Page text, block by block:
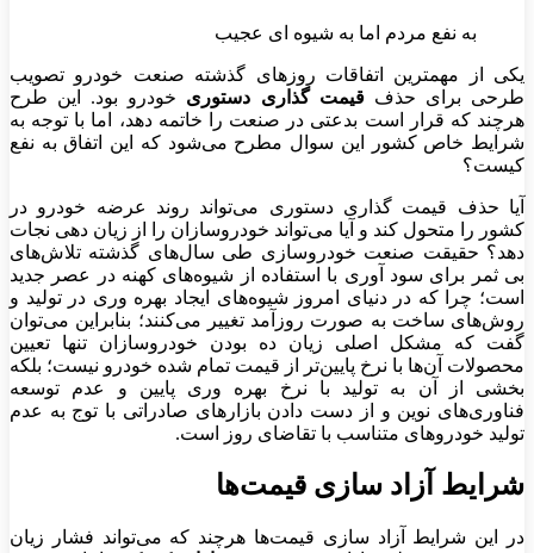
به نفع مردم اما به شیوه ای عجیب
یکی از مهمترین اتفاقات روز‌های گذشته صنعت خودرو تصویب
طرحی برای حذف قیمت گذاری دستوری خودرو بود. این طرح
هرچند که قرار است بدعتی در صنعت را خاتمه دهد، اما با توجه به
شرایط خاص کشور این سوال مطرح می‌شود که این اتفاق به نفع
کیست؟
آیا حذف قیمت گذاری دستوری می‌تواند روند عرضه خودرو در
کشور را متحول کند و آیا می‌تواند خودروسازان را از زیان دهی نجات
دهد؟ حقیقت صنعت خودروسازی طی سال‌های گذشته تلاش‌های
بی ثمر برای سود آوری با استفاده از شیوه‌های کهنه در عصر جدید
است؛ چرا که در دنیای امروز شیوه‌های ایجاد بهره وری در تولید و
روش‌های ساخت به صورت روزآمد تغییر می‌کنند؛ بنابراین می‌توان
گفت که مشکل اصلی زیان ده بودن خودروسازان تنها تعیین
محصولات آن‌ها با نرخ پایین‌تر از قیمت تمام شده خودرو نیست؛ بلکه
بخشی از آن به تولید با نرخ بهره وری پایین و عدم توسعه
فناوری‌های نوین و از دست دادن بازار‌های صادراتی با توج به عدم
تولید خودرو‌های متناسب با تقاضای روز است.
شرایط آزاد سازی قیمت‌ها
در این شرایط آزاد سازی قیمت‌ها هرچند که می‌تواند فشار زیان